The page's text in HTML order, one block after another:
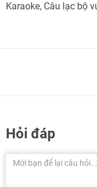
Karaoke, Câu lạc bộ
Hỏi đáp